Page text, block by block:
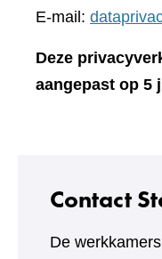
E-mail:
Deze
aangepast op 5
Contact
De